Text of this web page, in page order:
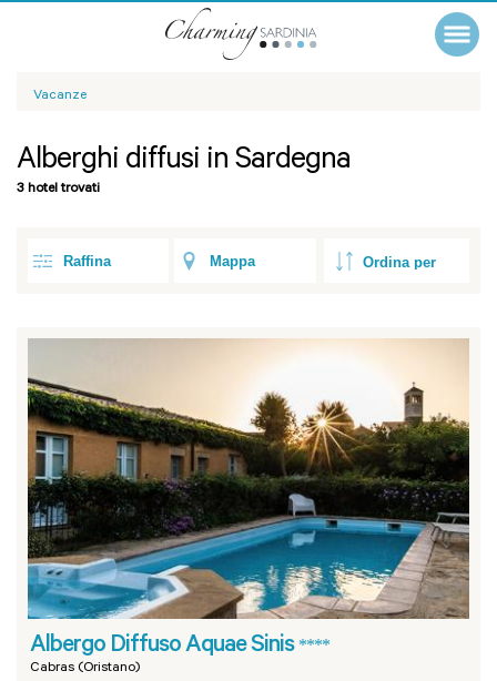
Vacanze
Alberghi diffusi in Sardegna
3 hotel trovati
Raffina Mappa
Albergo Diffuso Aquae Sinis ****
Cabras (Oristano)